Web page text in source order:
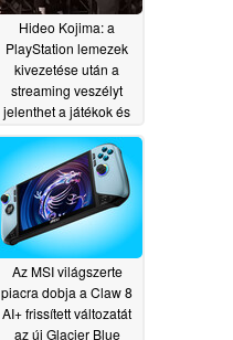
Hideo Kojima: a
PlayStation lemezek
kivezetése után a
streaming veszélyt
jelenthet a játékok és
07/07/2026
Az MSI világszerte
piacra dobja a Claw 8
AI+ frissített változatát
az új Glacier Blue